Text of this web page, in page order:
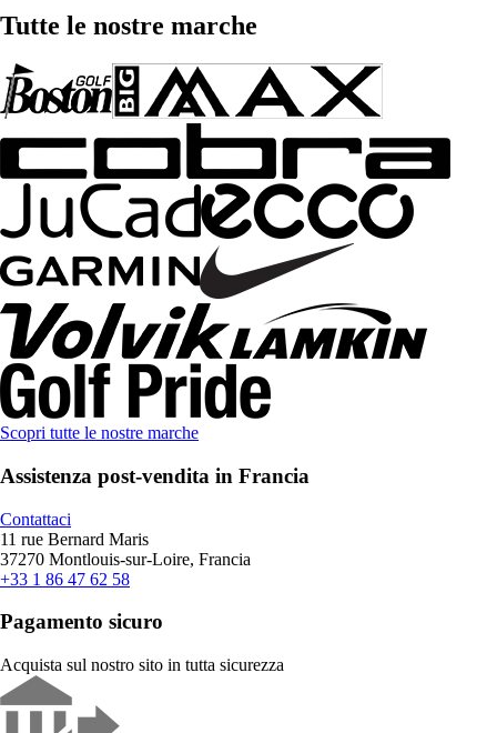
Tutte le nostre marche
Scopri tutte le nostre marche
Assistenza post-vendita in Francia
Contattaci
11 rue Bernard Maris
37270 Montlouis-sur-Loire, Francia
+33 1 86 47 62 58
Pagamento sicuro
Acquista sul nostro sito in tutta sicurezza